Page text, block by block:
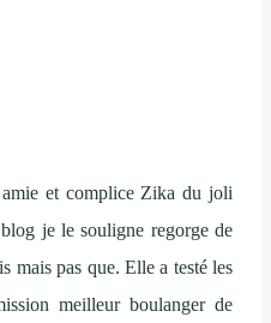
amie et complice Zika du joli
je le souligne regorge de
mais pas que. Elle a testé les
meilleur boulanger de